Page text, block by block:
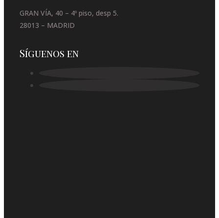
GRAN VÍA, 40 – 4º piso, desp 5.
28013 – MADRID
Síguenos en